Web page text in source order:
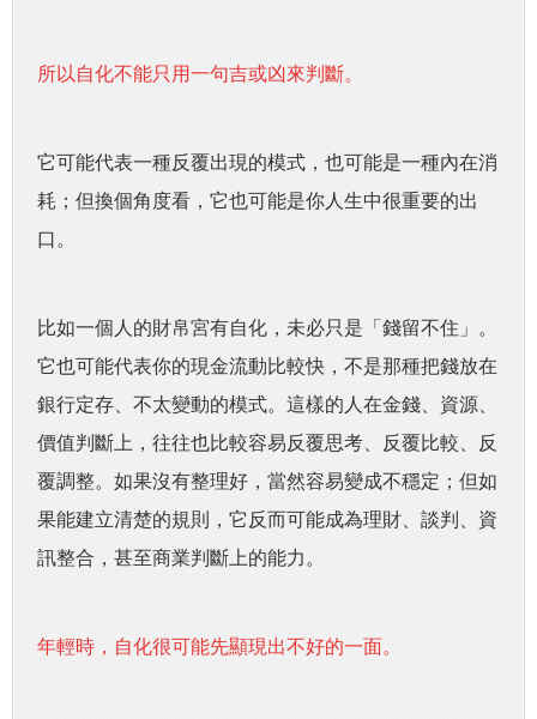
所以自化不能只用一句吉或凶來判斷。
它可能代表一種反覆出現的模式，也可能是一種內在消
耗；但換個角度看，它也可能是你人生中很重要的出
口。
比如一個人的財帛宮有自化，未必只是「錢留不住」。
它也可能代表你的現金流動比較快，不是那種把錢放在
銀行定存、不太變動的模式。這樣的人在金錢、資源、
價值判斷上，往往也比較容易反覆思考、反覆比較、反
覆調整。如果沒有整理好，當然容易變成不穩定；但如
果能建立清楚的規則，它反而可能成為理財、談判、資
訊整合，甚至商業判斷上的能力。
年輕時，自化很可能先顯現出不好的一面。